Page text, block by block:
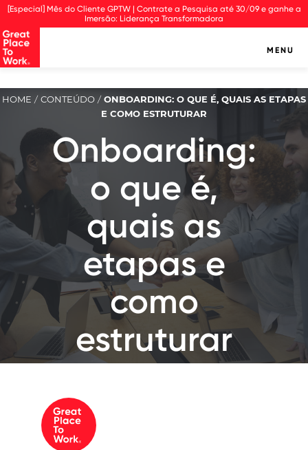
Observação:
site
inclui
um
sistema
de
assistência
[Especial] Mês do Cliente GPTW | Contrate a Pesquisa até 30/09 e ganhe a
Imersão: Liderança Transformadora
MENU
HOME / CONTEÚDO / ONBOARDING: O QUE É, QUAIS AS ETAPAS
E COMO ESTRUTURAR
Onboarding:
o que é,
quais as
etapas e
como
estruturar